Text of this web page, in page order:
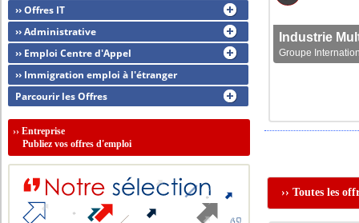
Groupe
›› Toutes les
›› Offres IT
›› Administrative
›› Emploi Centre d'Appel
›› Immigration emploi à l'étranger
Parcourir les Offres
››Entreprise
Publiez vos offres d'emploi